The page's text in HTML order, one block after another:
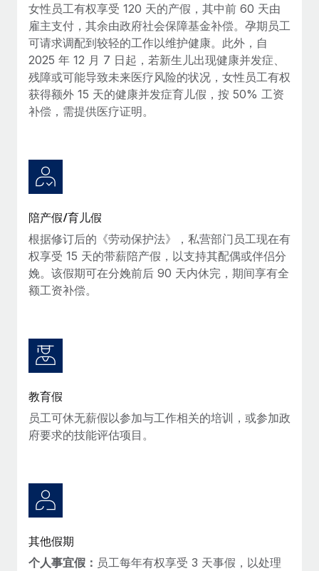
詳細を見る
女性员工有权享受 120 天的产假，其中前 60 天由
雇主支付，其余由政府社会保障基金补偿。孕期员工
可请求调配到较轻的工作以维护健康。此外，自
2025 年 12 月 7 日起，若新生儿出现健康并发症、
残障或可能导致未来医疗风险的状况，女性员工有权
获得额外 15 天的健康并发症育儿假，按 50% 工资
补偿，需提供医疗证明。
陪产假/育儿假
根据修订后的《劳动保护法》，私营部门员工现在有
权享受 15 天的带薪陪产假，以支持其配偶或伴侣分
娩。该假期可在分娩前后 90 天内休完，期间享有全
额工资补偿。
教育假
员工可休无薪假以参加与工作相关的培训，或参加政
府要求的技能评估项目。
其他假期
个人事宜假： 员工每年有权享受 3 天事假，以处理